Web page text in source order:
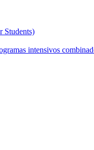
Students)
intensivos